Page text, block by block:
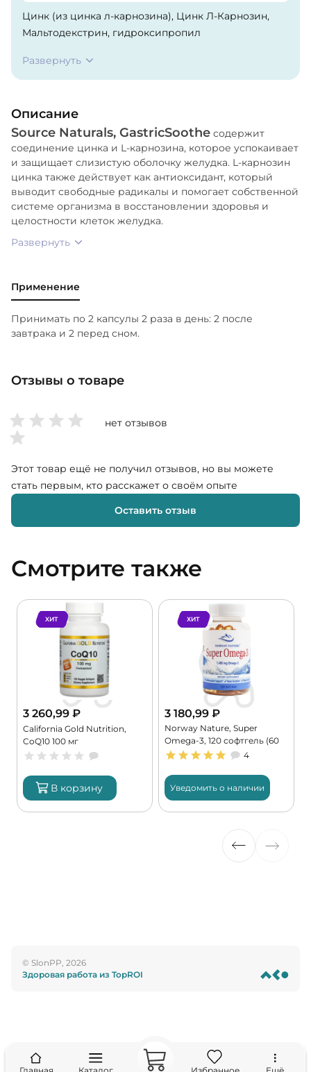
Цинк (из цинка л-карнозина), Цинк Л-Карнозин,
Мальтодекстрин, гидроксипропил
стеарат магния. Не содержит дрожжей, молочных
продуктов, яиц, глютена, сои и пшеницы. Не
красителей, ароматизаторов и отдушек.
Развернуть
Описание
Source Naturals, GastricSoothe содержит
соединение цинка и L-карнозина, которое успокаивает
и защищает слизистую оболочку желудка. L-карнозин
цинка также действует как антиоксидант, который
выводит свободные радикалы и помогает собственной
системе организма в восстановлении здоровья и
целостности клеток желудка.
Развернуть
Применение
Принимать по 2 капсулы 2 раза в день: 2 после
завтрака и 2 перед сном.
Отзывы о товаре
нет отзывов
Этот товар ещё не получил отзывов, но вы можете
стать первым, кто расскажет о своём опыте
Оставить отзыв
Смотрите также
ХИТ
3 260,99 ₽
California Gold Nutrition,
CoQ10 100 мг
В корзину
ХИТ
3 180,99 ₽
Norway Nature, Super
Omega-3, 120 софтгель (60
порций)
4
Уведомить о наличии
© SlonPP, 2026
Здоровая работа из TopROI